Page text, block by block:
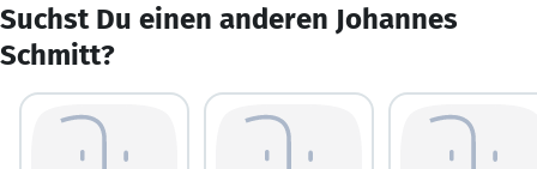
Suchst Du einen anderen Johannes
Schmitt?